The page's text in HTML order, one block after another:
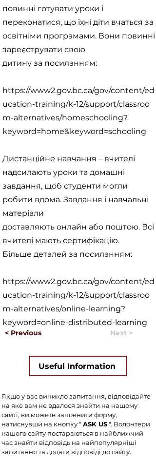
повинні готувати уроки і
переконатися, що їхні діти вчаться за
освітніми програмами. Вони повинні
зареєструвати свою
дитину за посиланням:
https://www2.gov.bc.ca/gov/content/ed
ucation-training/k-12/support/classroo
m-alternatives/homeschooling?
keyword=home&keyword=schooling
Дистанційне навчання – вчителі
надсилають уроки та домашні
завдання, щоб студенти могли
робити вдома. Завдання і навчальні
матеріали
доставляють онлайн або поштою. Всі
вчителі мають сертифікацію.
Більше деталей за посиланням:
https://www2.gov.bc.ca/gov/content/ed
ucation-training/k-12/support/classroo
m-alternatives/online-learning?
keyword=online-distributed-learning
< Previous Next >
Useful Information
Якщо у вас виникло запитання, відповідайте
на яке вам не вдалося знайти на нашому
сайті, ви можете заповнити форму,
натиснувши на кнопку " ASK US". Волонтери
нашого сайту постараються в найближчий
час знайти відповідь на найпопулярніші
запитання та додати відповіді до сайту.